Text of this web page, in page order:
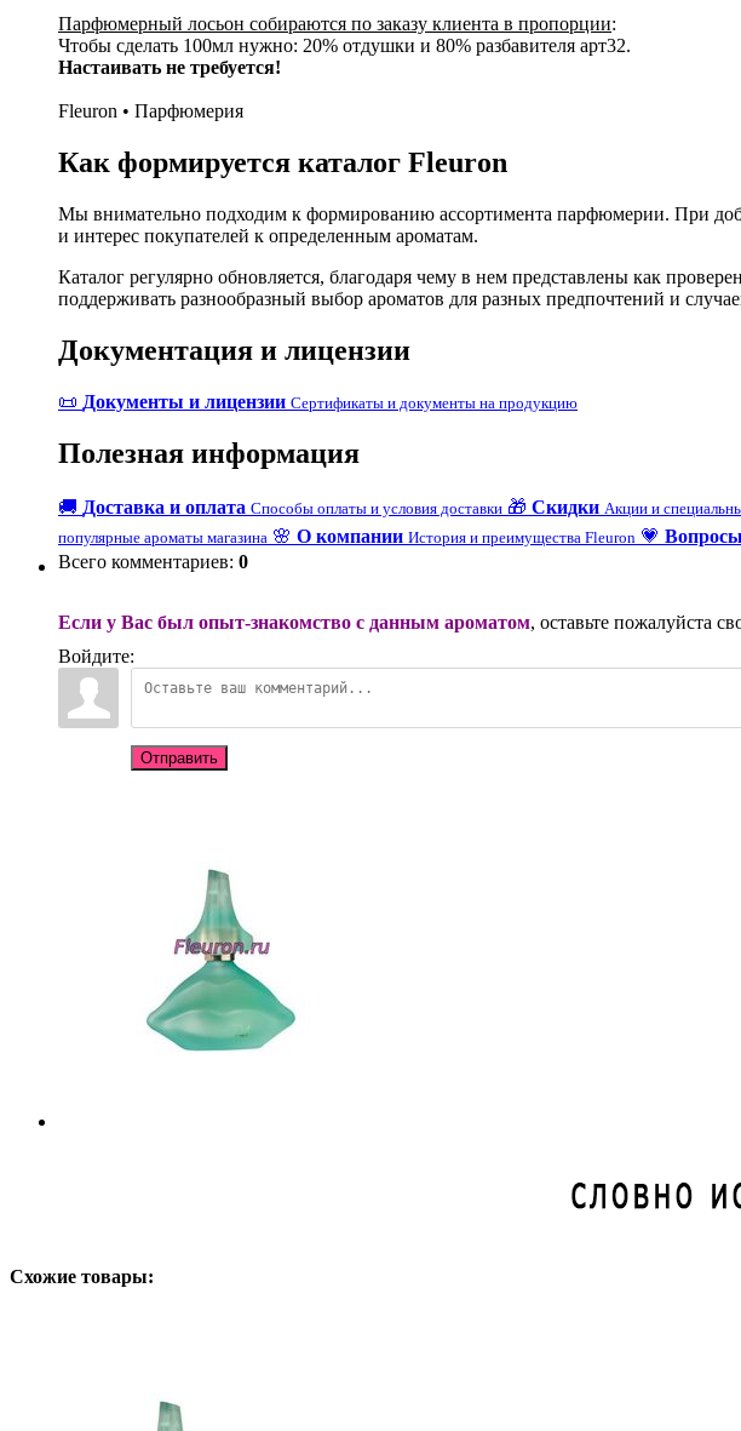
Парфюмерный лосьон собираются по заказу клиента в пропорции:
Чтобы сделать 100мл нужно: 20% отдушки и 80% разбавителя арт32.
Настаивать не требуется!
Fleuron • Парфюмерия
Как формируется каталог Fleuron
Мы внимательно подходим к формированию ассортимента парфюмерии. При
и интерес покупателей к определенным ароматам.
Каталог регулярно обновляется, благодаря чему в нем представлены как
поддерживать разнообразный выбор ароматов для разных предпочтений и
Документация и лицензии
📜 Документы и лицензии Сертификаты и документы на продукцию
Полезная информация
🚚 Доставка и оплата Способы оплаты и условия доставки 🎁 Скидки Акции и
популярные ароматы магазина 🌸 О компании История и преимущества Fleuron 💗
Всего комментариев: 0
Если у Вас был опыт-знакомство с данным ароматом, оставьте пожалуйста
Войдите:
Отправить
Схожие товары: